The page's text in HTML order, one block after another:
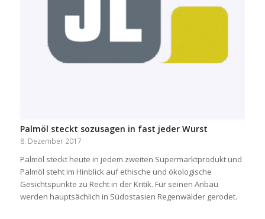
Palmöl steckt sozusagen in fast jeder Wurst
8. Dezember 2017
Palmöl steckt heute in jedem zweiten Supermarktprodukt und
Palmöl steht im Hinblick auf ethische und ökologische
Gesichtspunkte zu Recht in der Kritik. Für seinen Anbau
werden hauptsächlich in Südostasien Regenwälder gerodet.